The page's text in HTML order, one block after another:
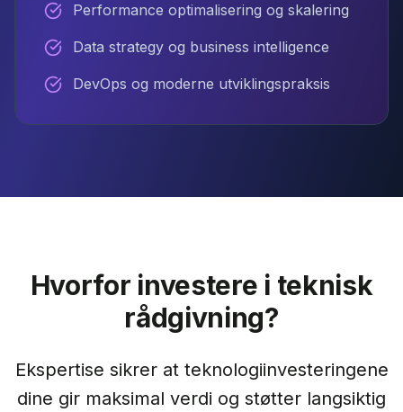
Performance optimalisering og skalering
Data strategy og business intelligence
DevOps og moderne utviklingspraksis
Hvorfor investere i teknisk
rådgivning?
Ekspertise sikrer at teknologiinvesteringene
dine gir maksimal verdi og støtter langsiktig